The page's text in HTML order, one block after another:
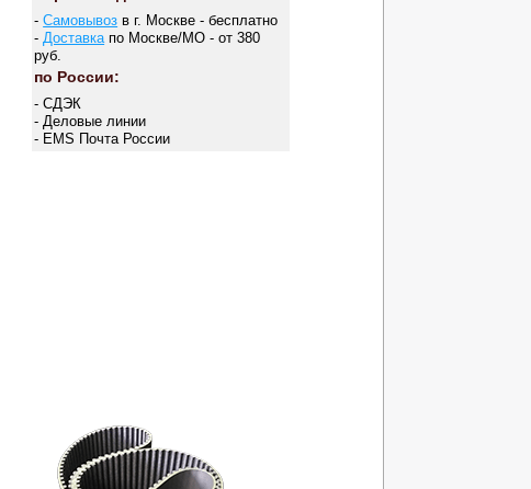
-Самовывоз в г. Москве - бесплатно
- Доставка по Москве/МО - от 380
руб.
по России:
- СДЭК
- Деловые линии
- EMS Почта России